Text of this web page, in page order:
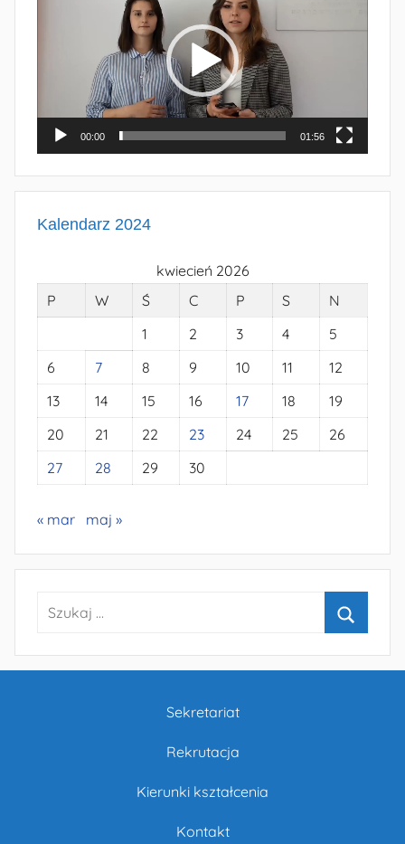
00:00 01:56
Kalendarz 2024
kwiecień 2026
P
W Ś C P S
N
1
2 3 4
5
6
7 8 9 10 11
12
13
14 15 16 17 18
19
20
21 22 23 24 25
26
27
28 29 30
« mar maj »
Szukaj:
Sekretariat
Rekrutacja
Kierunki kształcenia
Kontakt